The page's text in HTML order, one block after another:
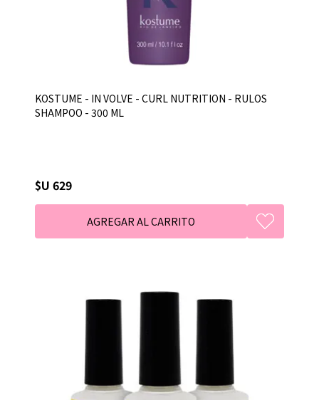
KOSTUME - IN VOLVE - CURL NUTRITION - RULOS
SHAMPOO - 300 ML
$U 629